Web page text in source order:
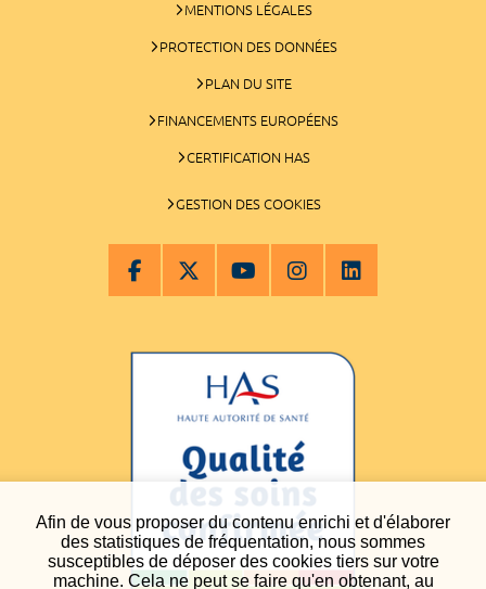
Afin de vous proposer du contenu enrichi et d'élaborer
des statistiques de fréquentation, nous sommes
susceptibles de déposer des cookies tiers sur votre
machine. Cela ne peut se faire qu'en obtenant, au
MENTIONS LÉGALES
PROTECTION DES DONNÉES
PLAN DU SITE
FINANCEMENTS EUROPÉENS
CERTIFICATION HAS
GESTION DES COOKIES